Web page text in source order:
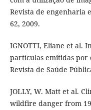
Revista de engenharia
62, 2009.
IGNOTTI, Eliane et al.
partículas emitidas por
Revista de Saúde
JOLLY, W. Matt et al.
wildfire danger from